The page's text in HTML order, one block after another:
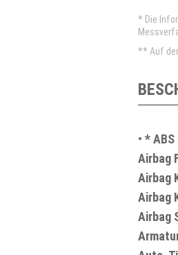
* Die
** Auf der
• * ABS
Airbag
Airbag
Airbag
Airbag